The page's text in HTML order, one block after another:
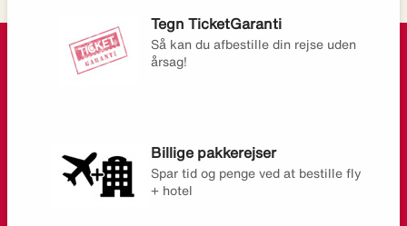
Tegn TicketGaranti
Så kan du afbestille din rejse uden
årsag!
Billige pakkerejser
Spar tid og penge ved at bestille fly
+ hotel